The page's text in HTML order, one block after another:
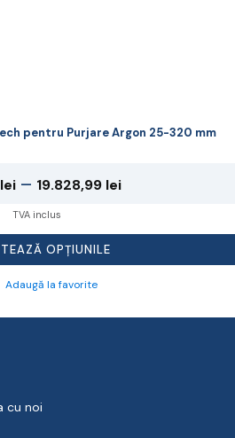
pentru Purjare Argon 25-320 mm
lei – 19.828,99 leiInterval
prețuri:
143,99 lei
la
TVA inclus
OPȚIUNILE
Adaugă la favorite
cu noi